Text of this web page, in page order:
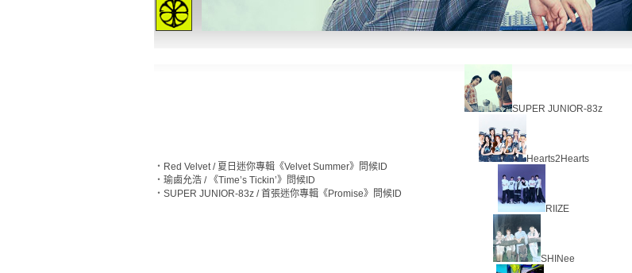
‧ Red Velvet / 夏日迷你專輯《Velvet Summer》問候ID
‧ 瑜鹵允浩 / 《Time’s Tickin’》問候ID
‧ SUPER JUNIOR-83z / 首張迷你專輯《Promise》問候ID
SUPER JUNIOR-83z
Hearts2Hearts
RIIZE
SHINee